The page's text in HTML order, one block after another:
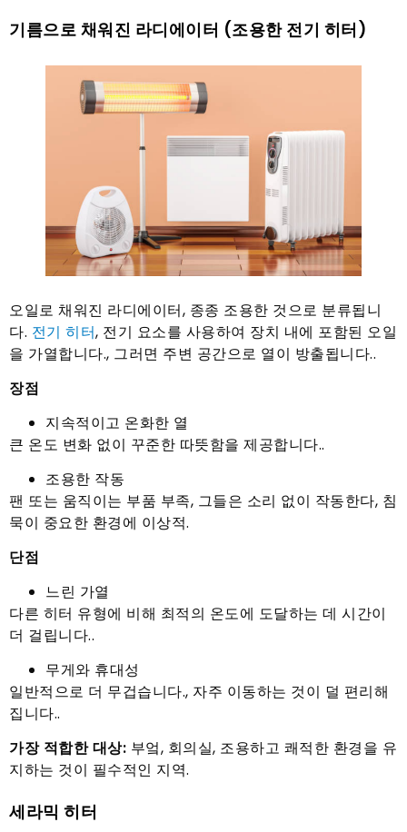
기름으로 채워진 라디에이터 (조용한 전기 히터)
오일로 채워진 라디에이터, 종종 조용한 것으로 분류됩니
다. 전기 히터, 전기 요소를 사용하여 장치 내에 포함된 오일
을 가열합니다., 그러면 주변 공간으로 열이 방출됩니다..
장점
지속적이고 온화한 열
큰 온도 변화 없이 꾸준한 따뜻함을 제공합니다..
조용한 작동
팬 또는 움직이는 부품 부족, 그들은 소리 없이 작동한다, 침
묵이 중요한 환경에 이상적.
단점
느린 가열
다른 히터 유형에 비해 최적의 온도에 도달하는 데 시간이
더 걸립니다..
무게와 휴대성
일반적으로 더 무겁습니다., 자주 이동하는 것이 덜 편리해
집니다..
가장 적합한 대상: 부엌, 회의실, 조용하고 쾌적한 환경을 유
지하는 것이 필수적인 지역.
세라믹 히터